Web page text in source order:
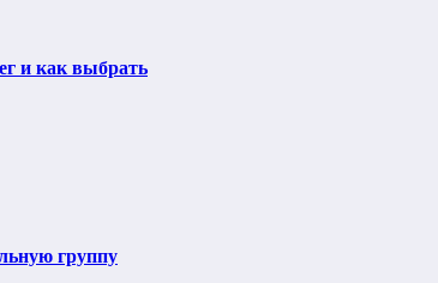
и как выбрать
группу